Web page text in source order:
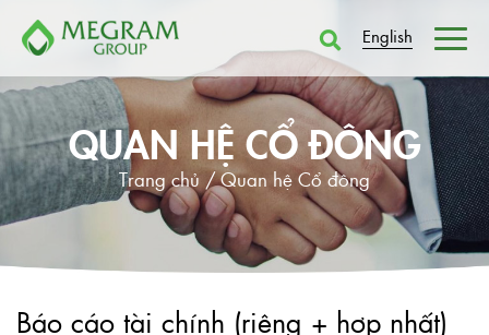
English
QUAN HỆ CỔ ĐÔNG
Trang chủ /Quan hệ Cổ đông
Báo cáo tài chính (riêng + hợp nhất)